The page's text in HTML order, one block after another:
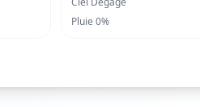
Pluie 0%